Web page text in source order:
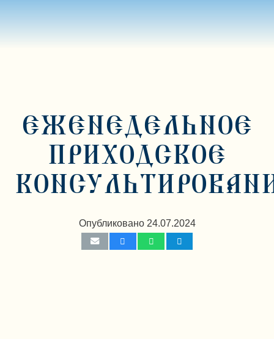
ЕЖЕНЕДЕЛЬНОЕ
ПРИХОДСКОЕ
Опубликовано 24.07.2024